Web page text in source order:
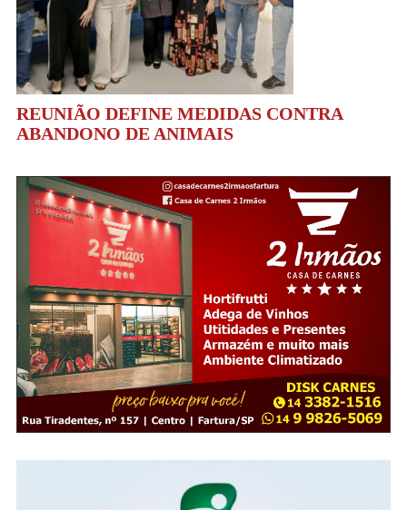
REUNIÃO DEFINE MEDIDAS CONTRA
ABANDONO DE ANIMAIS